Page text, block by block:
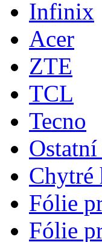
Infinix
Acer
ZTE
TCL
Tecno
Chytré
Fólie
Fólie